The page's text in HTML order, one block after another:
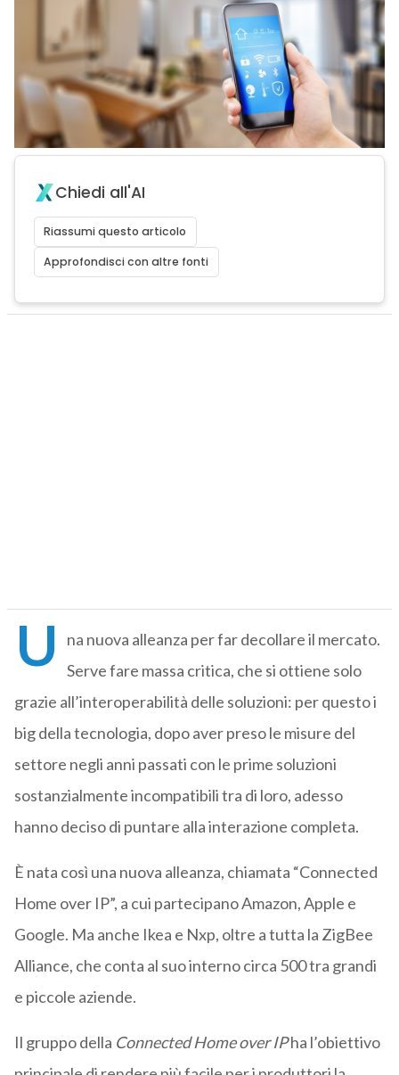
Chiedi all'AI
Riassumi questo articolo
Approfondisci con altre fonti
U
na nuova alleanza per far decollare il mercato.
Serve fare massa critica, che si ottiene solo
grazie all’interoperabilità delle soluzioni: per questo i
big della tecnologia, dopo aver preso le misure del
settore negli anni passati con le prime soluzioni
sostanzialmente incompatibili tra di loro, adesso
hanno deciso di puntare alla interazione completa.
È nata così una nuova alleanza, chiamata “Connected
Home over IP”, a cui partecipano Amazon, Apple e
Google. Ma anche Ikea e Nxp, oltre a tutta la ZigBee
Alliance, che conta al suo interno circa 500 tra grandi
e piccole aziende.
Il gruppo della Connected Home over IPha l’obiettivo